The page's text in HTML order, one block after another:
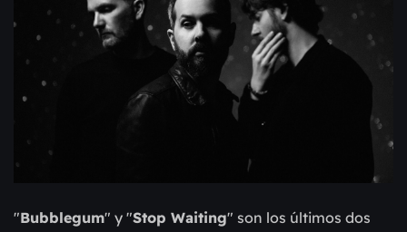
"Bubblegum" y "Stop Waiting" son los últimos dos